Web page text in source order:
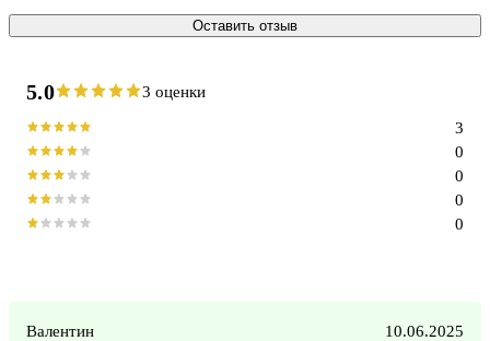
Оставить отзыв
5.0 3 оценки
0
0
0
0
3
Валентин 10.06.2025